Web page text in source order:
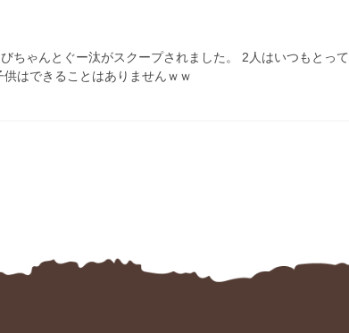
ちゃんとぐー汰がスクープされました。 2人はいつもとって
はできることはありませんｗｗ